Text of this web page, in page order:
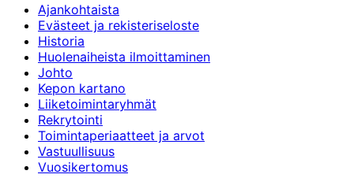
Ajankohtaista
Evästeet ja rekisteriseloste
Historia
Huolenaiheista ilmoittaminen
Johto
Kepon kartano
Liiketoimintaryhmät
Rekrytointi
Toimintaperiaatteet ja arvot
Vastuullisuus
Vuosikertomus